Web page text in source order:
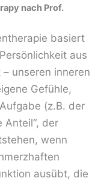
nach Prof.
basiert
aus
unseren inneren
Gefühle,
(z.B. der
Anteil“, der
wenn
ausübt, die